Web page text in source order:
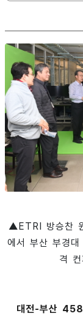
▲ETRI 방승찬
에서 부산 부경
격
대전-부산